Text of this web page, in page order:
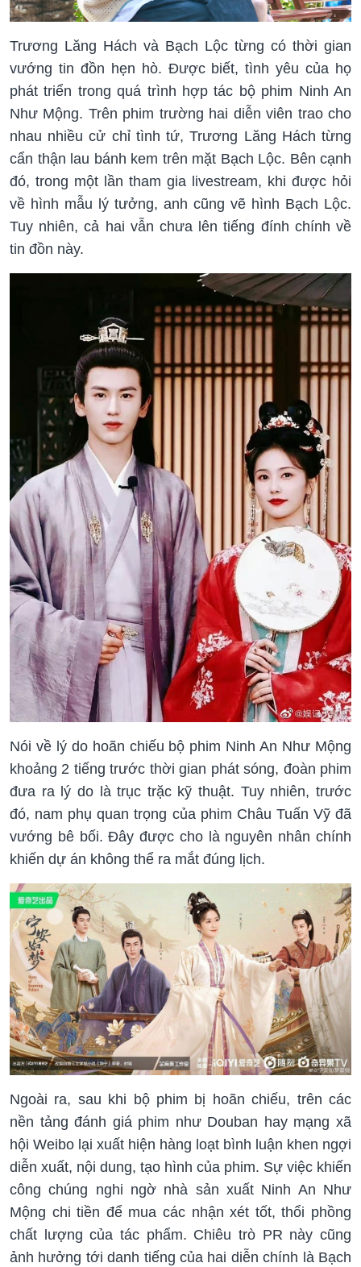
Trương Lăng Hách và Bạch Lộc từng có thời gian
vướng tin đồn hẹn hò. Được biết, tình yêu của họ
phát triển trong quá trình hợp tác bộ phim Ninh An
Như Mộng. Trên phim trường hai diễn viên trao cho
nhau nhiều cử chỉ tình tứ, Trương Lăng Hách từng
cẩn thận lau bánh kem trên mặt Bạch Lộc. Bên cạnh
đó, trong một lần tham gia livestream, khi được hỏi
về hình mẫu lý tưởng, anh cũng vẽ hình Bạch Lộc.
Tuy nhiên, cả hai vẫn chưa lên tiếng đính chính về
tin đồn này.
Nói về lý do hoãn chiếu bộ phim Ninh An Như Mộng
khoảng 2 tiếng trước thời gian phát sóng, đoàn phim
đưa ra lý do là trục trặc kỹ thuật. Tuy nhiên, trước
đó, nam phụ quan trọng của phim Châu Tuấn Vỹ đã
vướng bê bối. Đây được cho là nguyên nhân chính
khiến dự án không thể ra mắt đúng lịch.
Ngoài ra, sau khi bộ phim bị hoãn chiếu, trên các
nền tảng đánh giá phim như Douban hay mạng xã
hội Weibo lại xuất hiện hàng loạt bình luận khen ngợi
diễn xuất, nội dung, tạo hình của phim. Sự việc khiến
công chúng nghi ngờ nhà sản xuất Ninh An Như
Mộng chi tiền để mua các nhận xét tốt, thổi phồng
chất lượng của tác phẩm. Chiêu trò PR này cũng
ảnh hưởng tới danh tiếng của hai diễn chính là Bạch